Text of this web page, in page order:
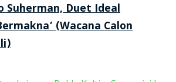
Suherman, Duet Ideal
(Wacana Calon